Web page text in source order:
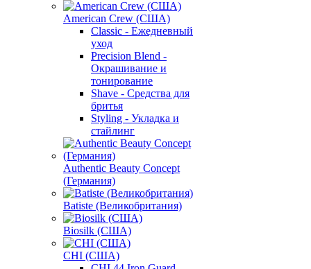
American Crew (США)
Classic - Ежедневный
уход
Precision Blend -
Окрашивание и
тонирование
Shave - Средства для
бритья
Styling - Укладка и
стайлинг
Authentic Beauty Concept
(Германия)
Batiste (Великобритания)
Biosilk (США)
CHI (США)